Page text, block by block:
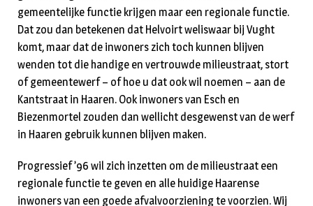
gemeentelijke functie krijgen maar een regionale functie.
Dat zou dan betekenen dat Helvoirt weliswaar bij Vught
komt, maar dat de inwoners zich toch kunnen blijven
wenden tot die handige en vertrouwde milieustraat, stort
of gemeentewerf – of hoe u dat ook wil noemen – aan de
Kantstraat in Haaren. Ook inwoners van Esch en
Biezenmortel zouden dan wellicht desgewenst van de werf
in Haaren gebruik kunnen blijven maken.
Progressief ’96 wil zich inzetten om de milieustraat een
regionale functie te geven en alle huidige Haarense
inwoners van een goede afvalvoorziening te voorzien. Wij